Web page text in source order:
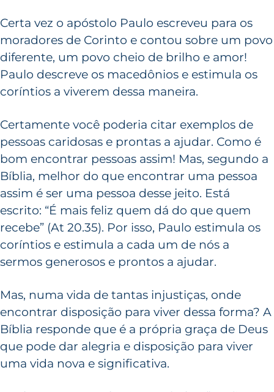
Certa vez o apóstolo Paulo escreveu para os
moradores de Corinto e contou sobre um povo
diferente, um povo cheio de brilho e amor!
Paulo descreve os macedônios e estimula os
coríntios a viverem dessa maneira.
Certamente você poderia citar exemplos de
pessoas caridosas e prontas a ajudar. Como é
bom encontrar pessoas assim! Mas, segundo a
Bíblia, melhor do que encontrar uma pessoa
assim é ser uma pessoa desse jeito. Está
escrito: “É mais feliz quem dá do que quem
recebe” (At 20.35). Por isso, Paulo estimula os
coríntios e estimula a cada um de nós a
sermos generosos e prontos a ajudar.
Mas, numa vida de tantas injustiças, onde
encontrar disposição para viver dessa forma? A
Bíblia responde que é a própria graça de Deus
que pode dar alegria e disposição para viver
uma vida nova e significativa.